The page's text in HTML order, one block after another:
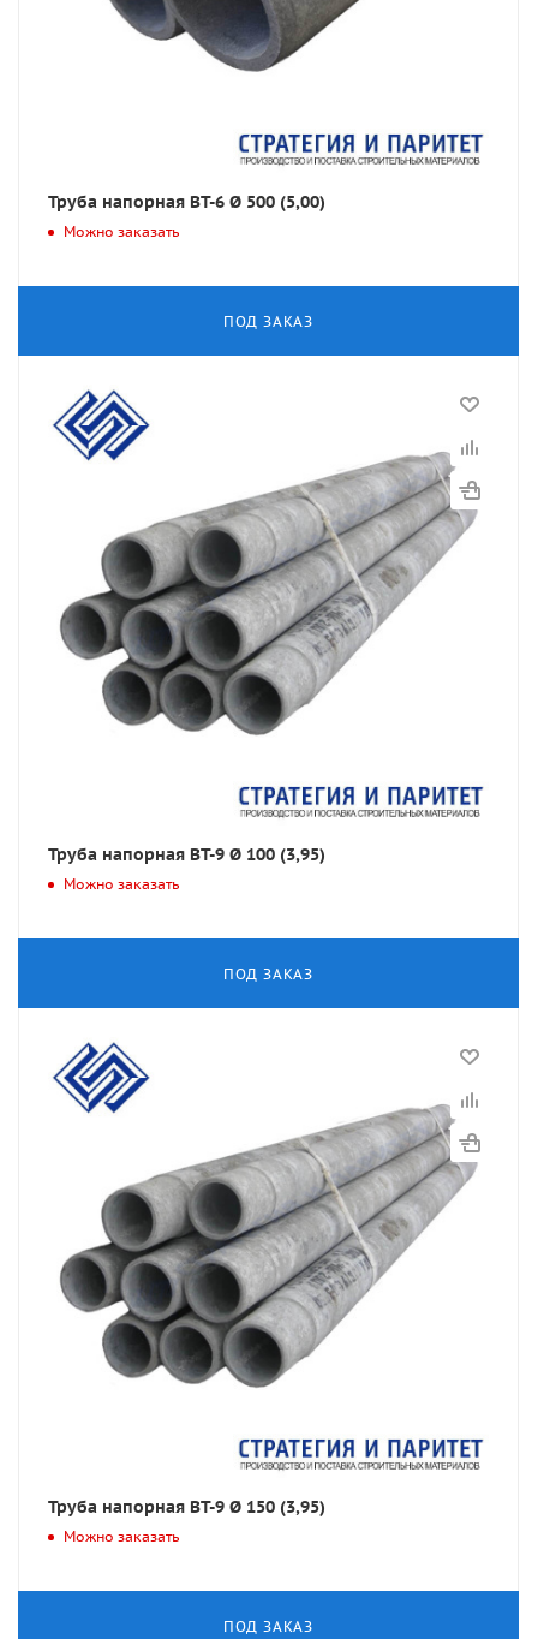
Труба напорная ВТ-6 Ø 500 (5,00)
Можно заказать
ПОД ЗАКАЗ
Труба напорная ВТ-9 Ø 100 (3,95)
Можно заказать
ПОД ЗАКАЗ
Труба напорная ВТ-9 Ø 150 (3,95)
Можно заказать
ПОД ЗАКАЗ